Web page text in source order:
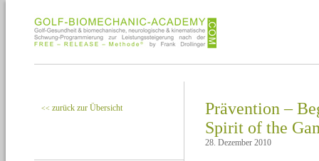
<< zurück zur Übersicht
Prävention –
Spirit of the
28. Dezember 2010